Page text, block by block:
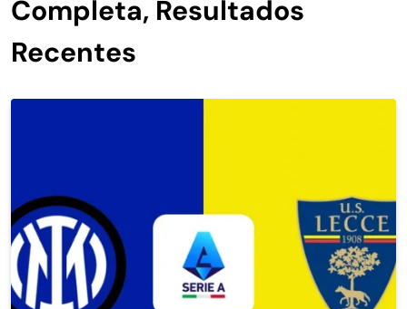
Completa, Resultados
Recentes